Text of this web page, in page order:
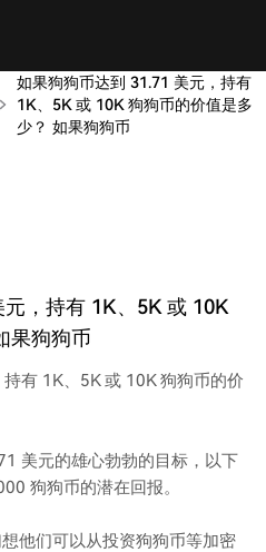
如果狗狗币达到 31.71 美元，持有
1K、5K 或 10K 狗狗币的价值是多
少？ 如果狗狗币
，持有 1K、5K 或 10K
果狗狗币
有 1K、5K 或 10K 狗狗币的价
美元的雄心勃勃的目标，以下
狗狗币的潜在回报。
他们可以从投资狗狗币等加密